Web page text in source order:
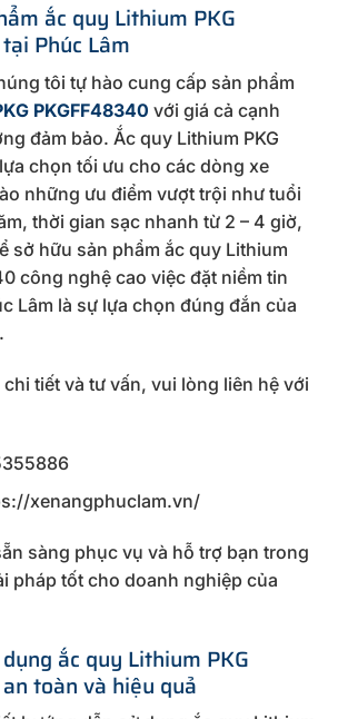
ắc quy Lithium PKG
Phúc Lâm
tôi tự hào cung cấp sản phẩm
PKGFF48340 với giá cả cạnh
đảm bảo. Ắc quy Lithium PKG
chọn tối ưu cho các dòng xe
những ưu điểm vượt trội như tuổi
thời gian sạc nhanh từ 2 – 4 giờ,
sở hữu sản phẩm ắc quy Lithium
công nghệ cao việc đặt niềm tin
Lâm là sự lựa chọn đúng đắn của
tiết và tư vấn, vui lòng liên hệ với
xenangphuclam.vn/
sàng phục vụ và hỗ trợ bạn trong
pháp tốt cho doanh nghiệp của
ắc quy Lithium PKG
toàn và hiệu quả